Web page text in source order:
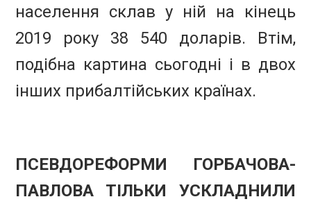
населення склав у ній на кінець
2019 року 38 540 доларів. Втім,
подібна картина сьогодні і в двох
інших прибалтійських країнах.
ПСЕВДОРЕФОРМИ ГОРБАЧОВА-
ПАВЛОВА ТІЛЬКИ УСКЛАДНИЛИ